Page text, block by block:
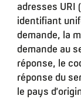
adresses URI
identifiant
demande, la
demande au
réponse, le
réponse du
le pays